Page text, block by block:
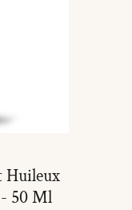
Huileux
50 Ml